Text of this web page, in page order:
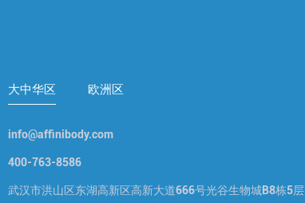
大中华区 欧洲区
info@affinibody.com
400-763-8586
武汉市洪山区东湖高新区高新大道666号光谷生物城B8栋5层